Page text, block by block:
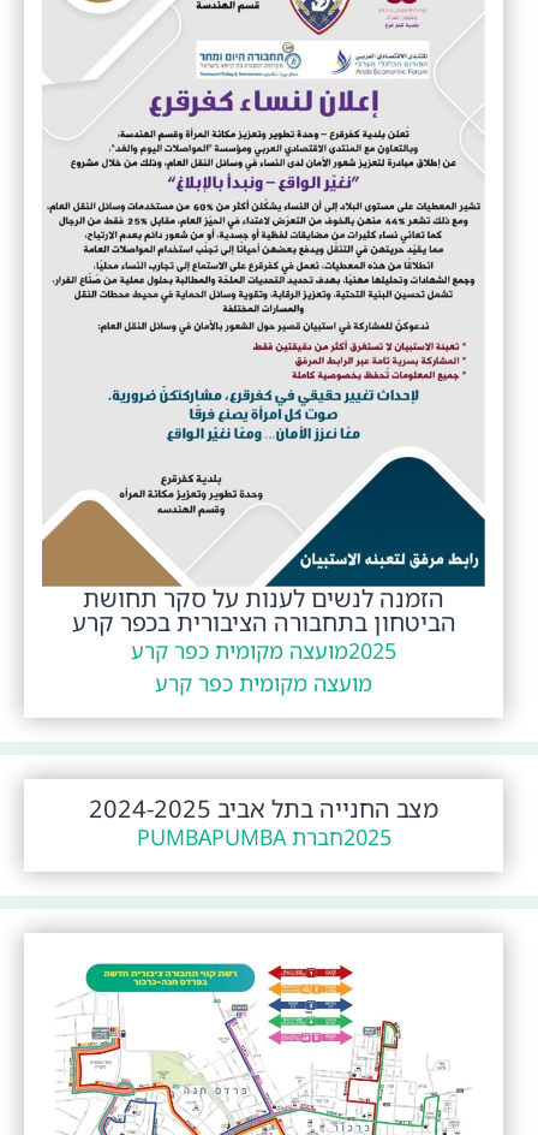
הזמנה לנשים לענות על סקר תחושת
הביטחון בתחבורה הציבורית בכפר קרע
2025מועצה מקומית כפר קרע
מועצה מקומית כפר קרע
מצב החנייה בתל אביב 2024-2025
2025חברת PUMBA PUMBA